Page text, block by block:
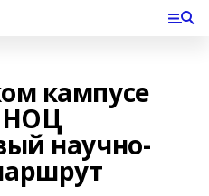
кампусе
НОЦ
научно-